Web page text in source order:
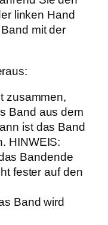
linken Hand
mit der
zusammen,
Band aus dem
ist das Band
HINWEIS:
Bandende
fester auf den
Band wird